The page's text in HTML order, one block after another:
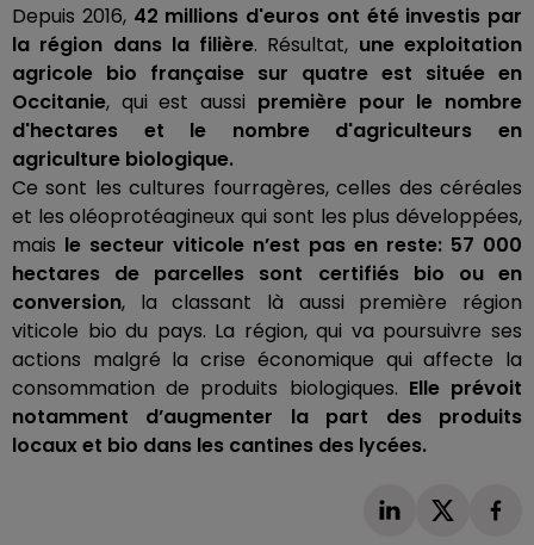
Depuis 2016, 42 millions d'euros ont été investis par
la région dans la filière. Résultat, une exploitation
agricole bio française sur quatre est située en
Occitanie, qui est aussi premièrepour le nombre
d'hectares et le nombre d'agriculteurs en
agriculture biologique.
Ce sont les cultures fourragères, celles des céréales
et les oléoprotéagineux qui sont les plus développées,
mais le secteur viticole n’est pas en reste: 57 000
hectares de parcelles sont certifiés bio ou en
conversion, la classant là aussi première région
viticole bio du pays. La région, qui va poursuivre ses
actions malgré la crise économique qui affecte la
consommation de produits biologiques. Elle prévoit
notamment d’augmenter la part des produits
locaux et bio dans les cantines des lycées.